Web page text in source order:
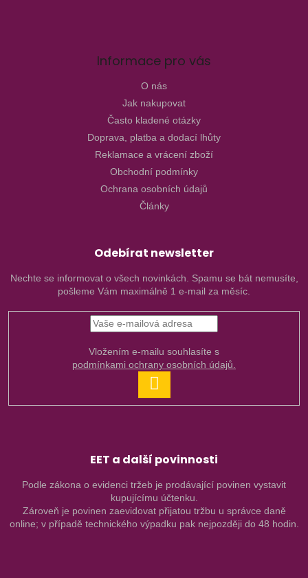
Informace pro vás
O nás
Jak nakupovat
Často kladené otázky
Doprava, platba a dodací lhůty
Reklamace a vrácení zboží
Obchodní podmínky
Ochrana osobních údajů
Články
Odebírat newsletter
Nechte se informovat o všech novinkách. Spamu se bát nemusíte,
pošleme Vám maximálně 1 e-mail za měsíc.
podmínkami ochrany osobních údajů.
SE
EET a další povinnosti
Podle zákona o evidenci tržeb je prodávající povinen vystavit
kupujícímu účtenku.
Zároveň je povinen zaevidovat přijatou tržbu u správce daně
online; v případě technického výpadku pak nejpozději do 48 hodin.